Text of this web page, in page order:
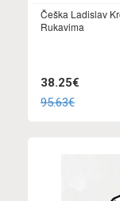
Češka Ladislav
Rukavima
38.25€
95.63€